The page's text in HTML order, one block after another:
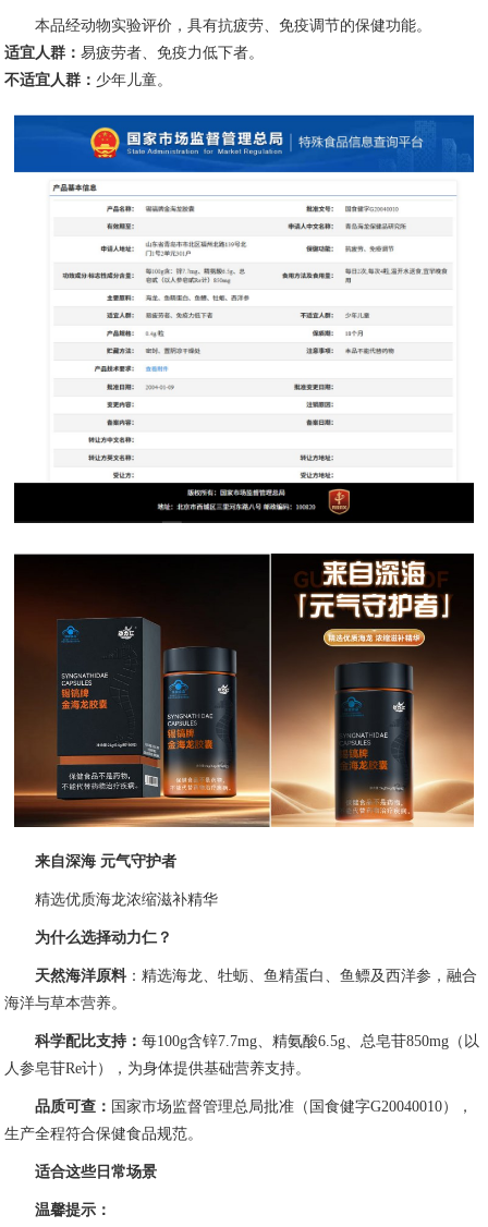
本品经动物实验评价，具有抗疲劳、免疫调节的保健功能。
适宜人群：易疲劳者、免疫力低下者。
不适宜人群： 少年儿童。
来自深海 元气守护者
精选优质海龙浓缩滋补精华
为什么选择动力仁？
天然海洋原料 ：精选海龙、牡蛎、鱼精蛋白、鱼鳔及西洋参，融合
海洋与草本营养。
科学配比支持：每100g含锌7.7mg、精氨酸6.5g、总皂苷850mg（以
人参皂苷Re计），为身体提供基础营养支持。
品质可查： 国家市场监督管理总局批准（国食健字G20040010），
生产全程符合保健食品规范。
适合这些日常场景
温馨提示：